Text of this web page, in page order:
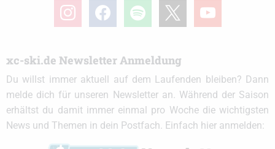
instagramfacebook spotify youtube
xc-ski.de Newsletter Anmeldung
Du willst immer aktuell auf dem Laufenden bleiben? Dann
melde dich für unseren Newsletter an. Während der Saison
erhältst du damit immer einmal pro Woche die wichtigsten
News und Themen in dein Postfach. Einfach hier anmelden: